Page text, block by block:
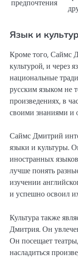
предпочтения
Язык и
Кроме того, Саймс
культурой, и через
национальные
русским языком не
произведениях, в
своими знаниями и
Саймс Дмитрий
языки и культуры.
иностранных
лучше понять
изучении
и успешно освоил
Культура также
Дмитрия. Он
Он посещает
насладиться